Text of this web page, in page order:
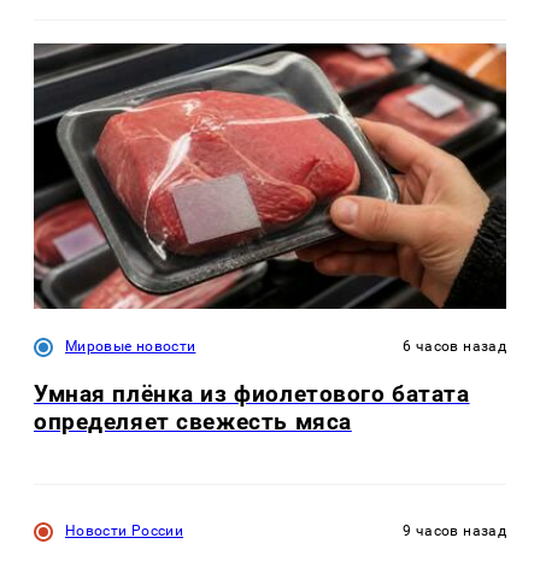
Мировые новости 6 часов назад
Умная плёнка из фиолетового батата
определяет свежесть мяса
Новости России 9 часов назад